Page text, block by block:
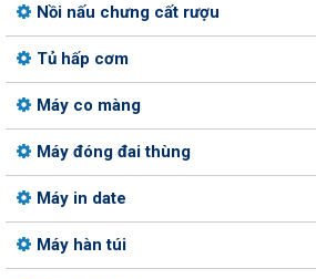
Nồi nấu chưng cất rượu
Tủ hấp cơm
Máy co màng
Máy đóng đai thùng
Máy in date
Máy hàn túi